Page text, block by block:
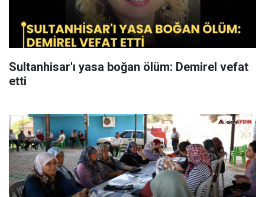
Sultanhisar'ı yasa boğan ölüm: Demirel vefat
etti